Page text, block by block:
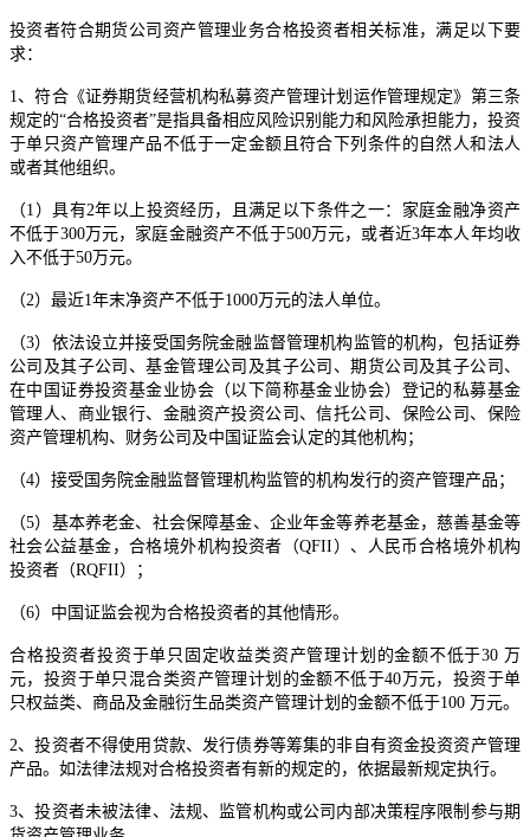
投资者符合期货公司资产管理业务合格投资者相关标准，满足以下要
求：
1、符合《证券期货经营机构私募资产管理计划运作管理规定》第三条
规定的“合格投资者”是指具备相应风险识别能力和风险承担能力，投资
于单只资产管理产品不低于一定金额且符合下列条件的自然人和法人
或者其他组织。
（1）具有2年以上投资经历，且满足以下条件之一：家庭金融净资产
不低于300万元，家庭金融资产不低于500万元，或者近3年本人年均收
入不低于50万元。
（2）最近1年末净资产不低于1000万元的法人单位。
（3）依法设立并接受国务院金融监督管理机构监管的机构，包括证券
公司及其子公司、基金管理公司及其子公司、期货公司及其子公司、
在中国证券投资基金业协会（以下简称基金业协会）登记的私募基金
管理人、商业银行、金融资产投资公司、信托公司、保险公司、保险
资产管理机构、财务公司及中国证监会认定的其他机构；
（4）接受国务院金融监督管理机构监管的机构发行的资产管理产品；
（5）基本养老金、社会保障基金、企业年金等养老基金，慈善基金等
社会公益基金，合格境外机构投资者（QFII）、人民币合格境外机构
投资者（RQFII）；
（6）中国证监会视为合格投资者的其他情形。
合格投资者投资于单只固定收益类资产管理计划的金额不低于30 万
元，投资于单只混合类资产管理计划的金额不低于40万元，投资于单
只权益类、商品及金融衍生品类资产管理计划的金额不低于100 万元。
2、投资者不得使用贷款、发行债券等筹集的非自有资金投资资产管理
产品。如法律法规对合格投资者有新的规定的，依据最新规定执行。
3、投资者未被法律、法规、监管机构或公司内部决策程序限制参与期